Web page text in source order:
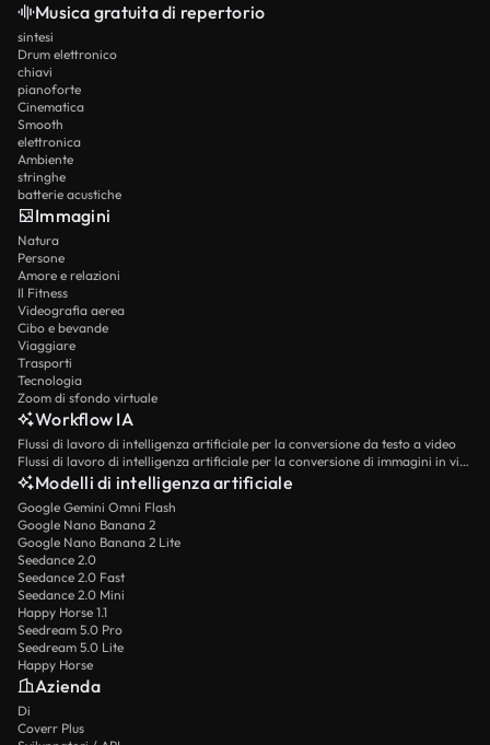
Musica gratuita di repertorio
sintesi
Drum elettronico
chiavi
pianoforte
Cinematica
Smooth
elettronica
Ambiente
stringhe
batterie acustiche
Immagini
Natura
Persone
Amore e relazioni
Il Fitness
Videografia aerea
Cibo e bevande
Viaggiare
Trasporti
Tecnologia
Zoom di sfondo virtuale
Workflow IA
Flussi di lavoro di intelligenza artificiale per la conversione da testo a video
Flussi di lavoro di intelligenza artificiale per la conversione di immagini in video
Modelli di intelligenza artificiale
Google Gemini Omni Flash
Google Nano Banana 2
Google Nano Banana 2 Lite
Seedance 2.0
Seedance 2.0 Fast
Seedance 2.0 Mini
Happy Horse 1.1
Seedream 5.0 Pro
Seedream 5.0 Lite
Happy Horse
Azienda
Di
Coverr Plus